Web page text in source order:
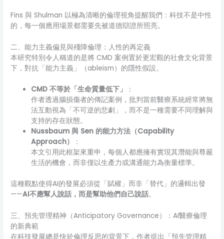
Fins 與 Shulman 以極為清晰的倫理視角提醒我們：科技不是中性
的，每一個應用場景都需要先被道德辯證所照亮。
二、能力主義偏見與殘障倫理：人性的再定義
本研究特別令人稱道的是將 CMD 案例置於更宏觀的社會文化背景
下，對抗「能力主義」（ableism）的隱性假設。
CMD 不等於「生命質量低下」
：
作者透過腦損傷者的傳記案例，批判當前醫療系統經常將無
法互動視為「不可逆的悲劇」，而不是一種需要不同理解與
支持的存在狀態。
Nussbaum 與 Sen 的能力方法（Capability
Approach）
：
本文引用此框架來重申，每個人都應擁有實現其潛能與尊嚴
生活的機會，而非僅以生產力或溝通能力為衡量標準。
這種觀點使得AI的發展必須從「賦權」而非「替代」的邏輯出發
——AI不應幫人說話，而是幫助他們自己說話。
三、預先管理精神（Anticipatory Governance）：AI醫療倫理
的新典範
在科技發展總是快於倫理反思的背景下，作者提出「預先管理精